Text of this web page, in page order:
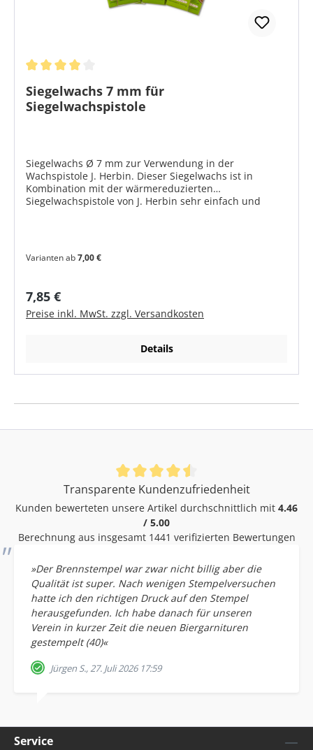
Siegelwachs 7 mm für
Siegelwachspistole
Siegelwachs Ø 7 mm zur Verwendung in der
Wachspistole J. Herbin. Dieser Siegelwachs ist in
Kombination mit der wärmereduzierten
Siegelwachspistole von J. Herbin sehr einfach und
individuelle Siegelabdrücke finden Sie hier >>
Produktmerkmale flexibel - für Briefversand geeignet
7 x 120 mm 6er Packung Gewicht 36 g / Packung 21
atraktive Farben
Varianten ab7,00 €
Regulärer Preis:
7,85 €
Preise inkl. MwSt. zzgl. Versandkosten
Details
Durchschnittliche Bewertung von 4.46 von 5 Sternen
Transparente Kundenzufriedenheit
Kunden bewerteten unsere Artikel durchschnittlich mit 4.46
/ 5.00
Berechnung aus insgesamt 1441 verifizierten Bewertungen
»Der Brennstempel war zwar nicht billig aber die
Qualität ist super. Nach wenigen Stempelversuchen
hatte ich den richtigen Druck auf den Stempel
herausgefunden. Ich habe danach für unseren
Verein in kurzer Zeit die neuen Biergarnituren
gestempelt (40)«
Jürgen S., 27. Juli 2026 17:59
Service